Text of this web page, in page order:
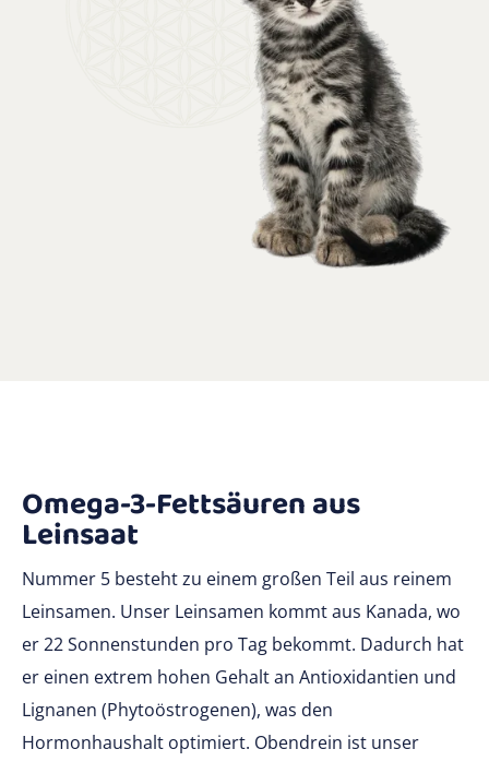
Omega-3-Fettsäuren aus
Leinsaat
Nummer 5 besteht zu einem großen Teil aus reinem
Leinsamen. Unser Leinsamen kommt aus Kanada, wo
er 22 Sonnenstunden pro Tag bekommt. Dadurch hat
er einen extrem hohen Gehalt an Antioxidantien und
Lignanen (Phytoöstrogenen), was den
Hormonhaushalt optimiert. Obendrein ist unser